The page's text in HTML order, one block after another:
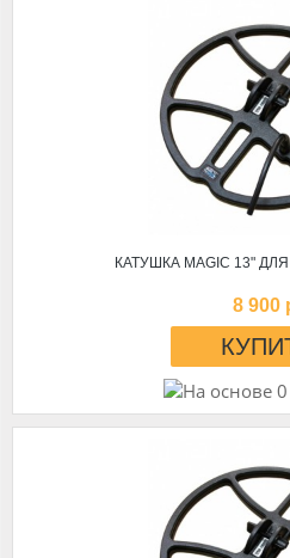
КАТУШКА MAGIC 13" ДЛЯ
8 900